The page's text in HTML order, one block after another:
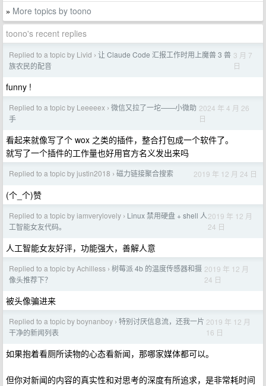
» More topics by toono
toono's recent replies
Replied to a topic by Livid › 让 Claude Code 汇报工作时用上魔兽 3 兽
族农民的配音
3 月 7
日
funny !
Replied to a topic by Leeeeex › 微信又拉了一坨——小微助
手
2024 年 4 月 26
日
看起来就像写了个 wox 之类的插件，整合打包成一个软件了。
就写了一个插件的工作量也好用官方名义发出来吗
Replied to a topic by justin2018 › 磁力链接聚合搜索 2019 年 12 月 24 日
(个_个)赞
Replied to a topic by iamverylovely › Linux 禁用硬盘 + shell 人
工智能女友代码。
2019 年 12 月
24 日
人工智能女友好评，功能强大，善解人意
Replied to a topic by Achilless › 树莓派 4b 的温度传感器和摄
像头推荐下？
2019 年 12 月
24 日
被头像骗进来
Replied to a topic by boynanboy › 特别讨厌信息流，还我一片
干净的新闻列表
2019 年 12 月
16 日
如果抱着看厕所读物的心态看新闻，那哪家媒体都可以。
但你对新闻的内容的真实性和对思考的深度有所追求，是非常耗时间